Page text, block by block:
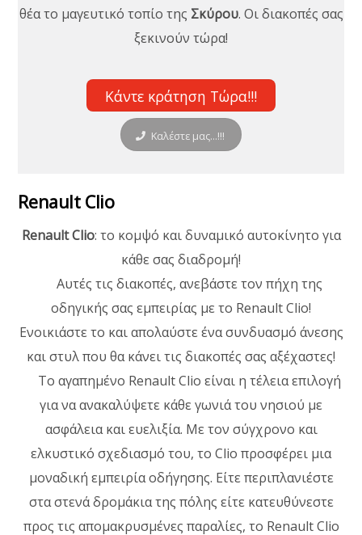
θέα το μαγευτικό τοπίο της Σκύρου. Οι διακοπές σας
ξεκινούν τώρα!
Κάντε κράτηση Τώρα!!!
Καλέστε μας...!!!
Renault Clio
Renault Clio: το κομψό και δυναμικό αυτοκίνητο για
κάθε σας διαδρομή!
Αυτές τις διακοπές, ανεβάστε τον πήχη της
οδηγικής σας εμπειρίας με το Renault Clio!
Ενοικιάστε το και απολαύστε ένα συνδυασμό άνεσης
και στυλ που θα κάνει τις διακοπές σας αξέχαστες!
Το αγαπημένο Renault Clio είναι η τέλεια επιλογή
για να ανακαλύψετε κάθε γωνιά του νησιού με
ασφάλεια και ευελιξία. Με τον σύγχρονο και
ελκυστικό σχεδιασμό του, το Clio προσφέρει μια
μοναδική εμπειρία οδήγησης. Είτε περιπλανιέστε
στα στενά δρομάκια της πόλης είτε κατευθύνεστε
προς τις απομακρυσμένες παραλίες, το Renault Clio